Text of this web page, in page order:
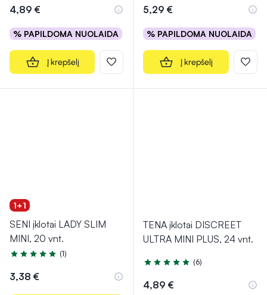
4,89 €
% PAPILDOMA NUOLAIDA
Į krepšelį
5,29 €
% PAPILDOMA NUOLAIDA
Į krepšelį
1+1
SENI įklotai LADY SLIM
MINI, 20 vnt.
Įvertinimas 5.0 iš 5
(1)
3,38 €
TENA įklotai DISCREET
ULTRA MINI PLUS, 24 vnt.
Įvertinimas 5.0 iš 5
(6)
4,89 €